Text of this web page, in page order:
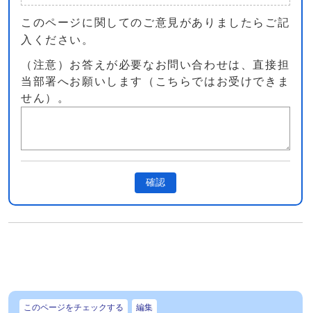
このページに関してのご意見がありましたらご記
入ください。
（注意）お答えが必要なお問い合わせは、直接担
当部署へお願いします（こちらではお受けできま
せん）。
確認
このページをチェックする 編集